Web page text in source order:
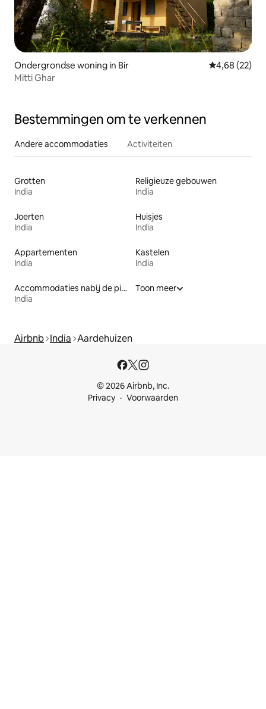
Ondergrondse woning in Bir Gemiddelde
4,68 (22)
Mitti Ghar
Bestemmingen om te verkennen
Andere accommodaties Activiteiten
Grotten
India
Religieuze gebouwen
India
Joerten
India
Huisjes
India
Appartementen
India
Kastelen
India
Accommodaties nabij de piste
India
Toon meer
Airbnb India Aardehuizen
© 2026 Airbnb, Inc.
Privacy
Voorwaarden